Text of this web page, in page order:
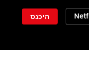
היכנס